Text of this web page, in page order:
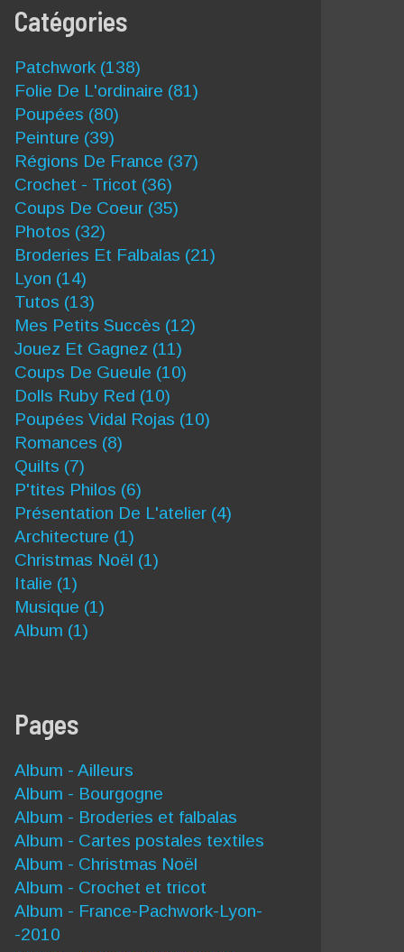
Catégories
Patchwork (138)
Folie De L'ordinaire (81)
Poupées (80)
Peinture (39)
Régions De France (37)
Crochet - Tricot (36)
Coups De Coeur (35)
Photos (32)
Broderies Et Falbalas (21)
Lyon (14)
Tutos (13)
Mes Petits Succès (12)
Jouez Et Gagnez (11)
Coups De Gueule (10)
Dolls Ruby Red (10)
Poupées Vidal Rojas (10)
Romances (8)
Quilts (7)
P'tites Philos (6)
Présentation De L'atelier (4)
Architecture (1)
Christmas Noël (1)
Italie (1)
Musique (1)
Album (1)
Pages
Album - Ailleurs
Album - Bourgogne
Album - Broderies et falbalas
Album - Cartes postales textiles
Album - Christmas Noël
Album - Crochet et tricot
Album - France-Pachwork-Lyon-
-2010